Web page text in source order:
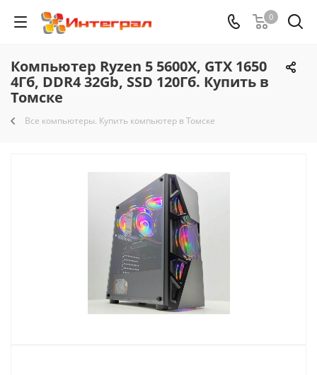
0
Компьютер Ryzen 5 5600X, GTX 1650
4Гб, DDR4 32Gb, SSD 120Гб. Купить в
Томске
Все компьютеры. Купить компьютер в Томске